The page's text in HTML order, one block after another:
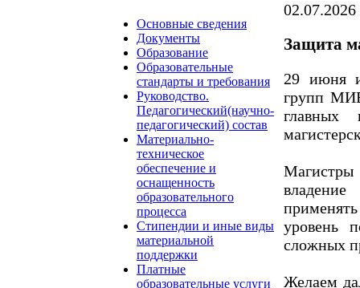
Основные сведения
Документы
Образование
Образовательные
стандарты и требования
Руководство.
Педагогический(научно-
педагогический) состав
Материально-
техническое
обеспечение и
оснащенность
образовательного
процесса
Стипендии и иные виды
материальной
поддержки
Платные
образовательные услуги
02.07.2026
Защита
29 июня
групп
уровень
сложных
Желаем